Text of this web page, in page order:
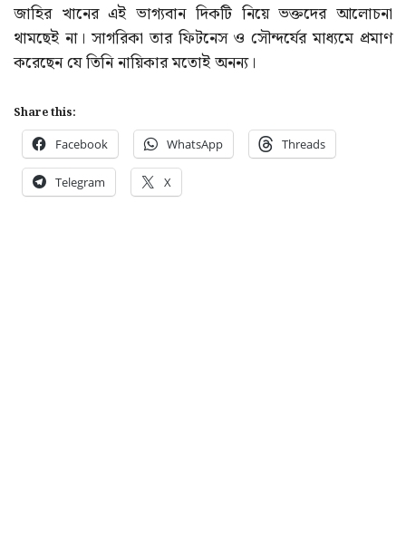
জাহির খানের এই ভাগ্যবান দিকটি নিয়ে ভক্তদের আলোচনা
থামছেই না। সাগরিকা তার ফিটনেস ও সৌন্দর্যের মাধ্যমে প্রমাণ
করেছেন যে তিনি নায়িকার মতোই অনন্য।
Share this:
Facebook WhatsApp Threads
Telegram X